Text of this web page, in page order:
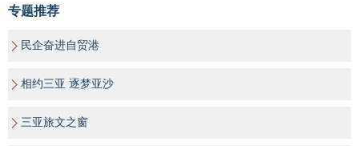
专题推荐
民企奋进自贸港
相约三亚 逐梦亚沙
三亚旅文之窗